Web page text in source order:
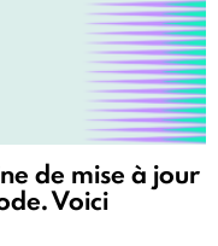
de mise à jour
Voici